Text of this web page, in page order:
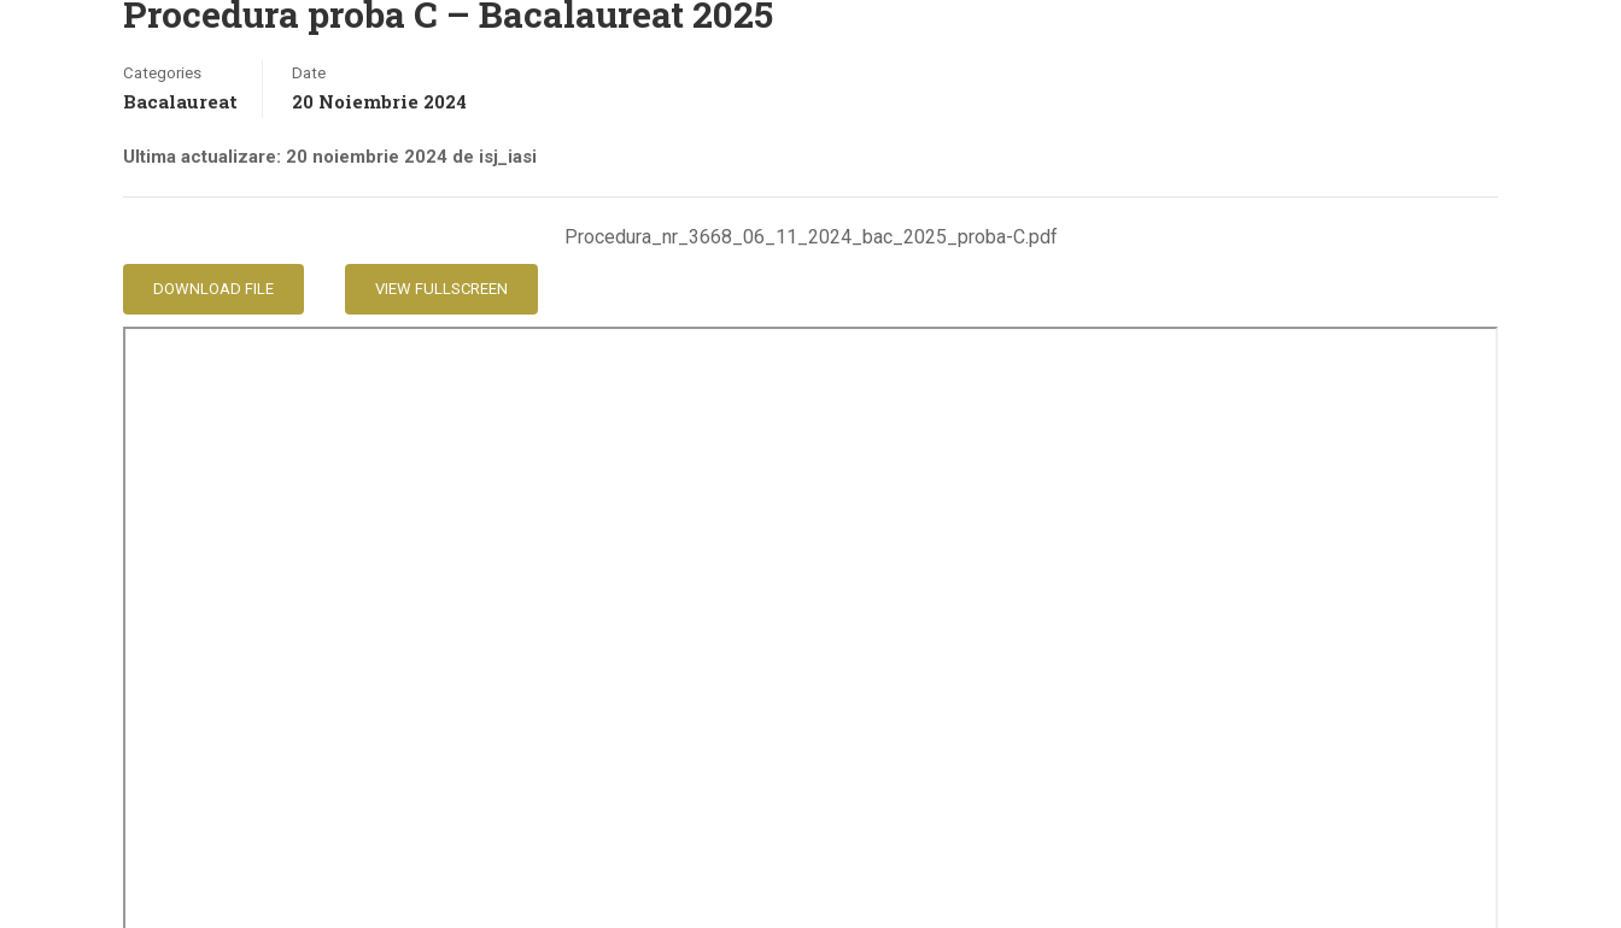
Procedura proba C – Bacalaureat 2025
Categories
Bacalaureat
Date
20 Noiembrie 2024
Ultima actualizare: 20 noiembrie 2024 de isj_iasi
Procedura_nr_3668_06_11_2024_bac_2025_proba-C.pdf
DOWNLOAD FILE VIEW FULLSCREEN